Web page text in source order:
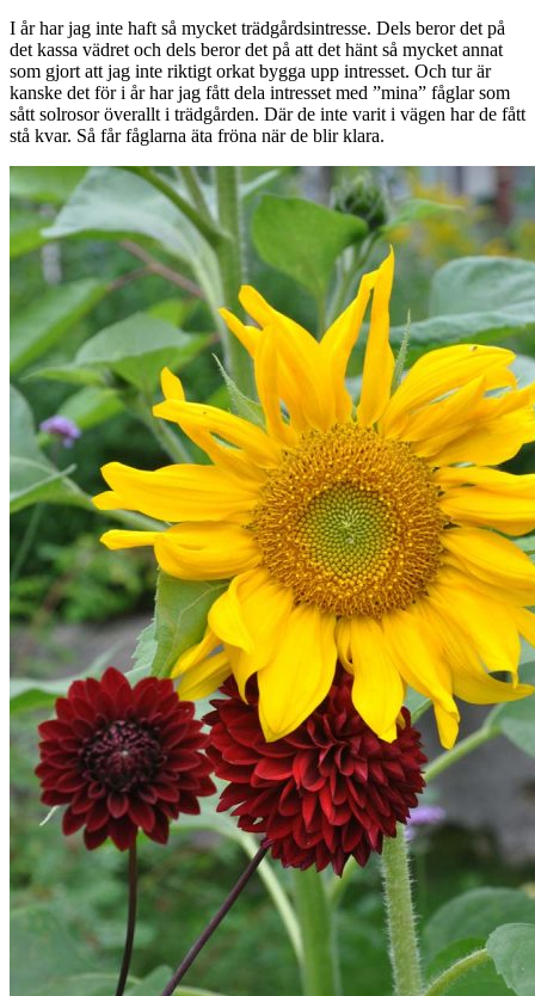
I år har jag inte haft så mycket trädgårdsintresse. Dels beror det på
det kassa vädret och dels beror det på att det hänt så mycket annat
som gjort att jag inte riktigt orkat bygga upp intresset. Och tur är
kanske det för i år har jag fått dela intresset med ”mina” fåglar som
sått solrosor överallt i trädgården. Där de inte varit i vägen har de fått
stå kvar. Så får fåglarna äta fröna när de blir klara.